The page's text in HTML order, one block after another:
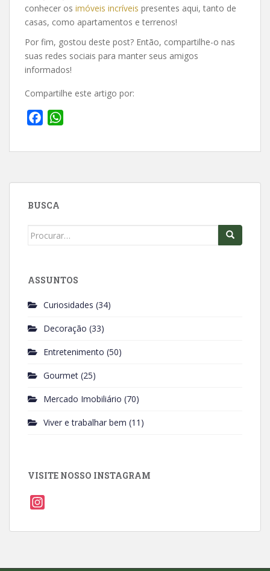
conhecer os imóveis incríveis presentes aqui, tanto de
casas, como apartamentos e terrenos!
Por fim, gostou deste post? Então, compartilhe-o nas
suas redes sociais para manter seus amigos
informados!
Compartilhe este artigo por:
c
b
o
a
s
BUSCA
Search
ASSUNTOS
Curiosidades (34)
Decoração (33)
Entretenimento (50)
Gourmet (25)
Mercado Imobiliário (70)
Viver e trabalhar bem (11)
VISITE NOSSO INSTAGRAM
s